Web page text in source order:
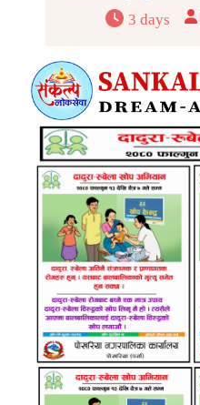
3 days